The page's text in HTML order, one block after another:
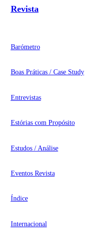
Revista
Barómetro
Boas Práticas / Case Study
Entrevistas
Estórias com Propósito
Estudos / Análise
Eventos Revista
Índice
Internacional